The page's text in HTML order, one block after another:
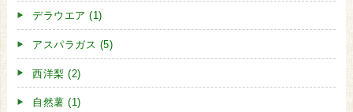
デラウエア (1)
アスパラガス (5)
西洋梨 (2)
自然薯 (1)